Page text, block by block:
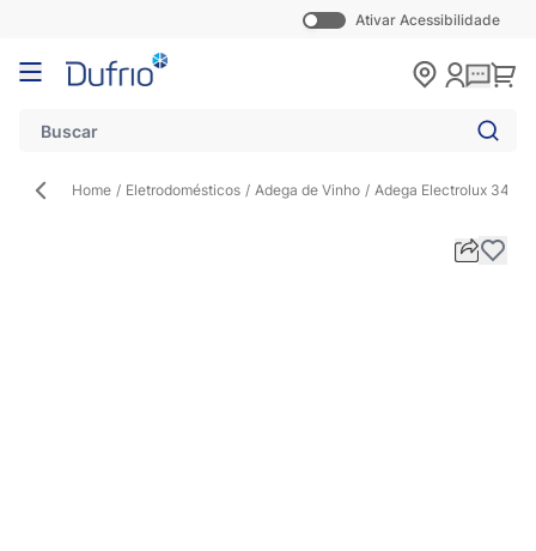
Ativar Acessibilidade
Pular para o conteúdo
Home / Eletrodomésticos / Adega de Vinho / Adega Electrolux 34